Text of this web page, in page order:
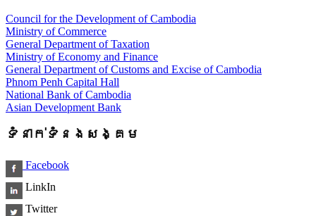
Council for the Development of Cambodia
Ministry of Commerce
General Department of Taxation
Ministry of Economy and Finance
General Department of Customs and Excise of Cambodia
Phnom Penh Capital Hall
National Bank of Cambodia
Asian Development Bank
ទំនាក់ទំនងសង្គម
Facebook
LinkIn
Twitter